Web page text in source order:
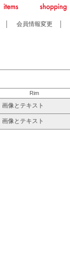
会員情報変更
Rim
画像とテキスト
画像とテキスト